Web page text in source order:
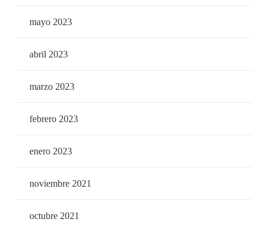
mayo 2023
abril 2023
marzo 2023
febrero 2023
enero 2023
noviembre 2021
octubre 2021